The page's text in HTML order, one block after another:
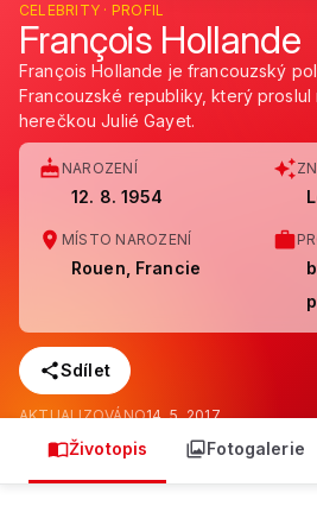
CELEBRITY · PROFIL
François Hollande
François Hollande je francouzský
Francouzské republiky, který proslul
herečkou Julié Gayet.
NAROZENÍ
12. 8. 1954
MÍSTO NAROZENÍ
Rouen, Francie
Sdílet
AKTUALIZOVÁNO14. 5. 2017
Životopis Fotogalerie